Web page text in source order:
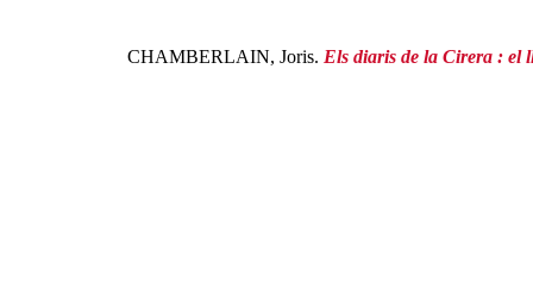
CHAMBERLAIN, Joris. Els diaris de la Cirera : el